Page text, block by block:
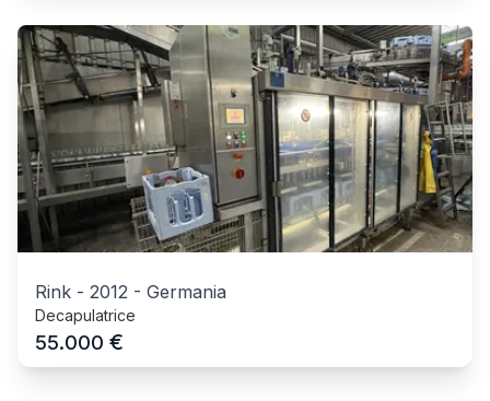
Rink - 2012 - Germania
Decapulatrice
55.000 €